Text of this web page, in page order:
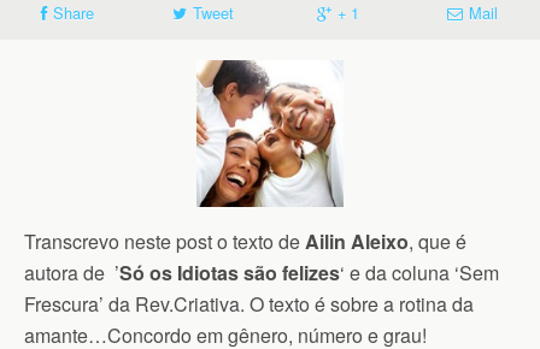
Share Tweet + 1 Mail
Transcrevo neste post o texto deAilin Aleixo, que é
autora de ’Só os Idiotas são felizes‘ e da coluna ‘Sem
Frescura’ da Rev.Criativa. O texto é sobre a rotina da
amante…Concordo em gênero, número e grau!